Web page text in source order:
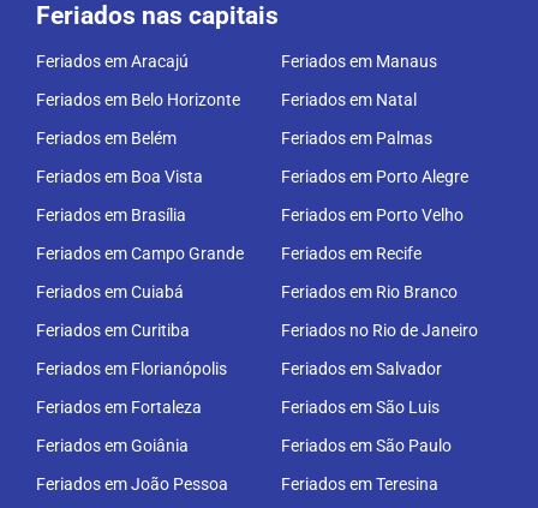
Feriados nas capitais
Feriados em Aracajú
Feriados em Belo Horizonte
Feriados em Belém
Feriados em Boa Vista
Feriados em Brasília
Feriados em Campo Grande
Feriados em Cuiabá
Feriados em Curitiba
Feriados em Florianópolis
Feriados em Fortaleza
Feriados em Goiânia
Feriados em João Pessoa
Feriados em Manaus
Feriados em Natal
Feriados em Palmas
Feriados em Porto Alegre
Feriados em Porto Velho
Feriados em Recife
Feriados em Rio Branco
Feriados no Rio de Janeiro
Feriados em Salvador
Feriados em São Luis
Feriados em São Paulo
Feriados em Teresina